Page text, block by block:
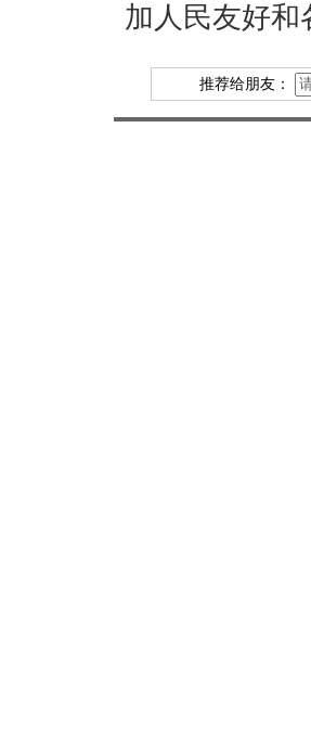
加人民友好和
推荐给朋友：